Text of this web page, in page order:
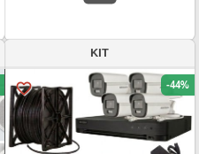
KIT
favorite_border -44%